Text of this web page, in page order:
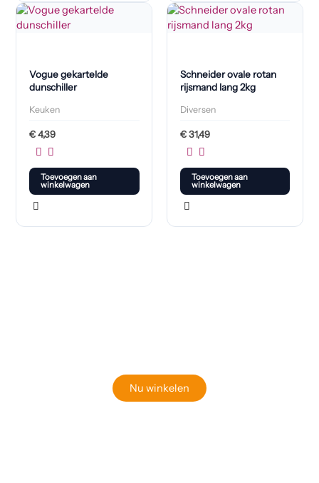
Vogue gekartelde
dunschiller
Keuken
€4,39
Toevoegen aan
winkelwagen
Schneider ovale rotan
rijsmand lang 2kg
Diversen
€31,49
Toevoegen aan
winkelwagen
Nu winkelen